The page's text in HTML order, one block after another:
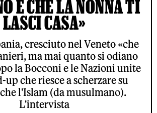
È CHE LA NONNA TI
LASCI CASA»
cresciuto nel Veneto «che
ma mai quanto si odiano
la Bocconi e le Nazioni unite
up che riesce a scherzare su
l'Islam (da musulmano).
L'intervista